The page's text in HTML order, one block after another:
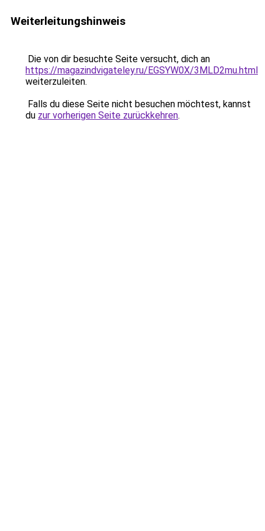
Weiterleitungshinweis
Die von dir besuchte Seite versucht, dich an
https://magazindvigateley.ru/EGSYW0X/3MLD2mu.html
weiterzuleiten.
Falls du diese Seite nicht besuchen möchtest, kannst
du zur vorherigen Seite zurückkehren.